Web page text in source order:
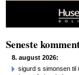
Seneste
8. august 2026:
sigurd s simonsen til